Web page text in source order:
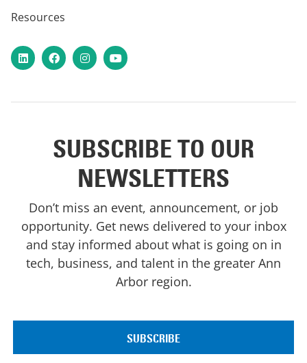
Resources
LinkedInFacebookInstagram
YouTube
SUBSCRIBE TO OUR
NEWSLETTERS
Don’t miss an event, announcement, or job
opportunity. Get news delivered to your inbox
and stay informed about what is going on in
tech, business, and talent in the greater Ann
Arbor region.